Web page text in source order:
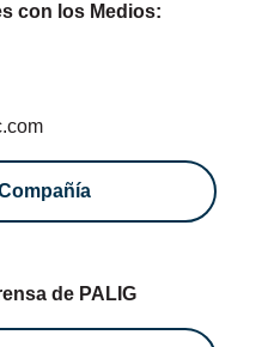
con los Medios:
de PALIG